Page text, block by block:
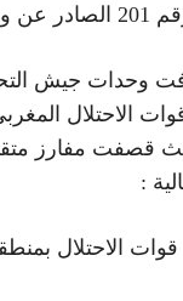
وحدات جيش
الاحتلال
قصفت مفارز
:
الاحتلال